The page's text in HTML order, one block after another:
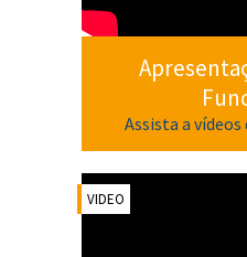
Assista a vídeos
VIDEO